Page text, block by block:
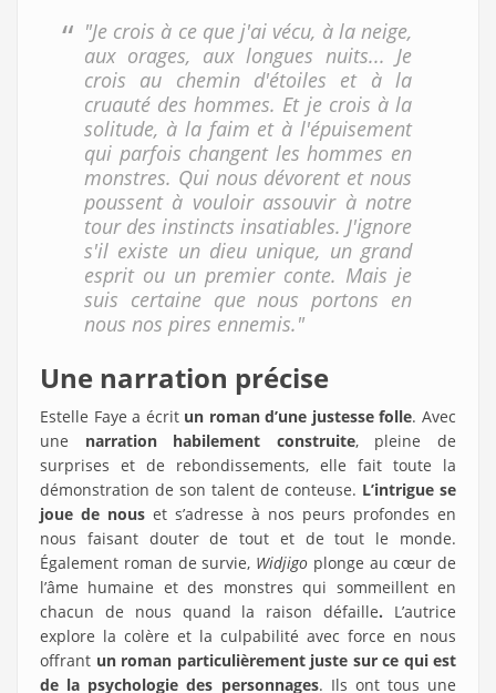
"Je crois à ce que j'ai vécu, à la neige,
aux orages, aux longues nuits... Je
crois au chemin d'étoiles et à la
cruauté des hommes. Et je crois à la
solitude, à la faim et à l'épuisement
qui parfois changent les hommes en
monstres. Qui nous dévorent et nous
poussent à vouloir assouvir à notre
tour des instincts insatiables. J'ignore
s'il existe un dieu unique, un grand
esprit ou un premier conte. Mais je
suis certaine que nous portons en
nous nos pires ennemis."
Une narration précise
Estelle Faye a écrit un roman d’une justesse folle. Avec
une narration habilement construite, pleine de
surprises et de rebondissements, elle fait toute la
démonstration de son talent de conteuse. L’intrigue se
joue de nous et s’adresse à nos peurs profondes en
nous faisant douter de tout et de tout le monde.
Également roman de survie, Widjigo plonge au cœur de
l’âme humaine et des monstres qui sommeillent en
chacun de nous quand la raison défaille. L’autrice
explore la colère et la culpabilité avec force en nous
offrant un roman particulièrement juste sur ce qui est
de la psychologie des personnages. Ils ont tous une